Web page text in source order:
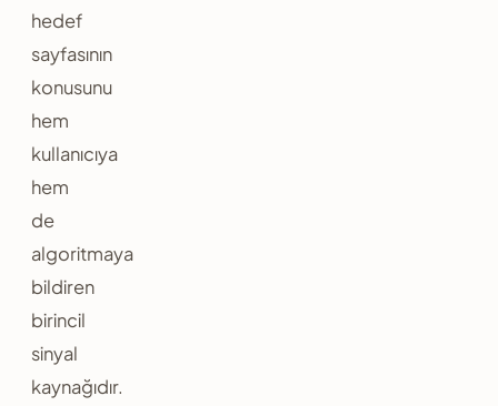
hedef
sayfasının
konusunu
hem
kullanıcıya
hem
de
algoritmaya
bildiren
birincil
sinyal
kaynağıdır.